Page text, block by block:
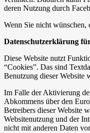
deren Nutzung durch
Wenn Sie nicht wünschen,
Datenschutzerklärung
Diese Website nutzt
“Cookies”. Das sind
Benutzung dieser Website
Im Falle der Aktivierung
Abkommens über den
Betreibers dieser Website
Websitenutzung und der
nicht mit anderen Daten